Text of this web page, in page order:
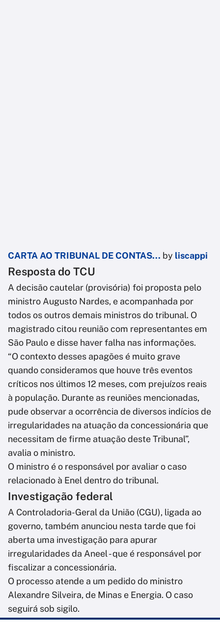
CARTA AO TRIBUNAL DE CONTAS... by liscappi
Resposta do TCU
A decisão cautelar (provisória) foi proposta pelo
ministro Augusto Nardes, e acompanhada por
todos os outros demais ministros do tribunal. O
magistrado citou reunião com representantes em
São Paulo e disse haver falha nas informações.
“O contexto desses apagões é muito grave
quando consideramos que houve três eventos
críticos nos últimos 12 meses, com prejuízos reais
à população. Durante as reuniões mencionadas,
pude observar a ocorrência de diversos indícios de
irregularidades na atuação da concessionária que
necessitam de firme atuação deste Tribunal”,
avalia o ministro.
O ministro é o responsável por avaliar o caso
relacionado à Enel dentro do tribunal.
Investigação federal
A Controladoria-Geral da União (CGU), ligada ao
governo, também anunciou nesta tarde que foi
aberta uma investigação para apurar
irregularidades da Aneel - que é responsável por
fiscalizar a concessionária.
O processo atende a um pedido do ministro
Alexandre Silveira, de Minas e Energia. O caso
seguirá sob sigilo.